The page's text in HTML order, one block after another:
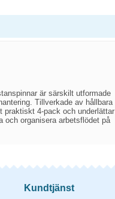
är särskilt utformade
Tillverkade av hållbara
praktiskt 4-pack och underlättar
organisera arbetsflödet på
Kundtjänst